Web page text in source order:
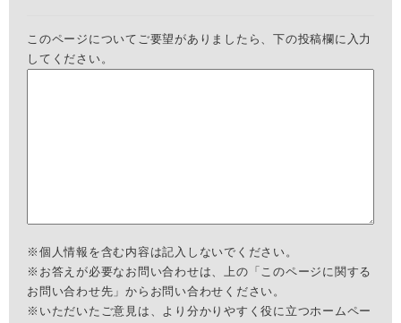
このページについてご要望がありましたら、下の投稿欄に入力
してください。
※個人情報を含む内容は記入しないでください。
※お答えが必要なお問い合わせは、上の「このページに関する
お問い合わせ先」からお問い合わせください。
※いただいたご意見は、より分かりやすく役に立つホームペー